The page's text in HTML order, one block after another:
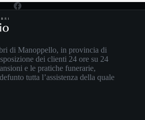
di Manoppello, in provincia di
dei clienti 24 ore su 24
e le pratiche funerarie,
tutta l’assistenza della quale